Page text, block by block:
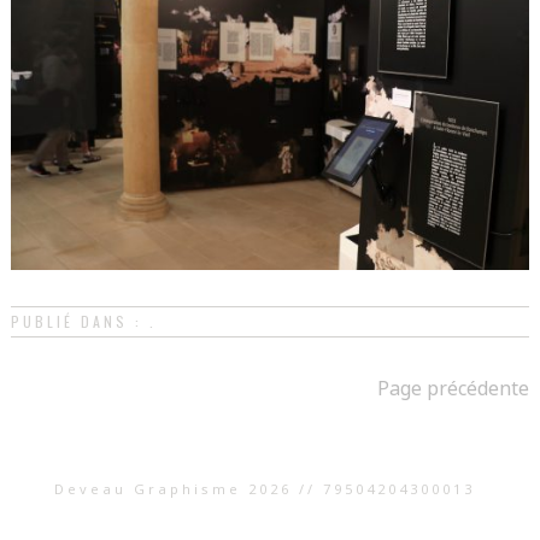
PUBLIÉ DANS : .
Page précédente
Deveau Graphisme 2026 // 79504204300013